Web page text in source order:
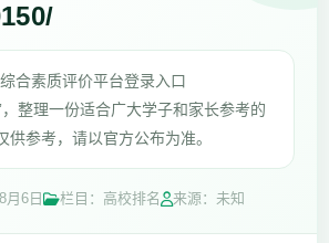
合素质评价平台登录入口
整理一份适合广大学子和家长参考的
供参考，请以官方公布为准。
月6日 栏目：高校排名 来源：未知